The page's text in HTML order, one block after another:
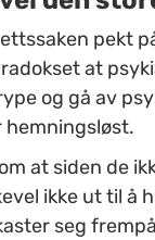
pekt
at
og gå av
hemningsløst.
at siden de
ikke ut til å
seg